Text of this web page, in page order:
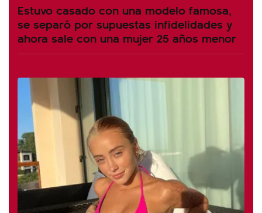
Estuvo casado con una modelo famosa,
se separó por supuestas infidelidades y
ahora sale con una mujer 25 años menor